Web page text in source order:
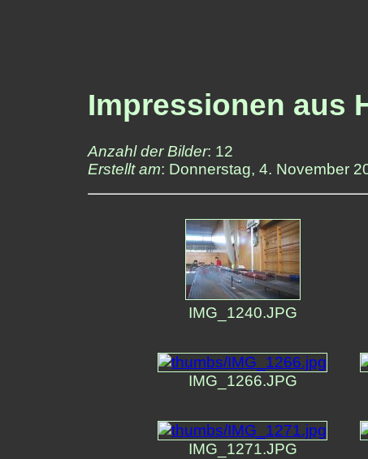
Impressionen aus
Anzahl der Bilder: 12
Erstellt am: Donnerstag, 4. November
IMG_1240.JPG
IMG_1266.JPG
IMG_1271.JPG